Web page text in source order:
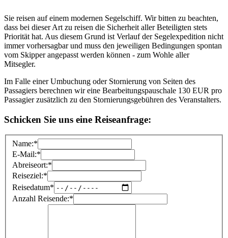
Sie reisen auf einem modernen Segelschiff. Wir bitten zu beachten,
dass bei dieser Art zu reisen die Sicherheit aller Beteiligten stets
Priorität hat. Aus diesem Grund ist Verlauf der Segelexpedition nicht
immer vorhersagbar und muss den jeweiligen Bedingungen spontan
vom Skipper angepasst werden können - zum Wohle aller
Mitsegler.
Im Falle einer Umbuchung oder Stornierung von Seiten des
Passagiers berechnen wir eine Bearbeitungspauschale 130 EUR pro
Passagier zusätzlich zu den Stornierungsgebühren des Veranstalters.
Schicken Sie uns eine Reiseanfrage:
Name:*
E-Mail:*
Abreiseort:*
Reiseziel:*
Reisedatum*
Anzahl Reisende:*